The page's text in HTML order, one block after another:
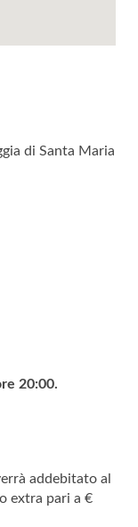
di Santa Maria
20:00.
addebitato al
extra pari a €